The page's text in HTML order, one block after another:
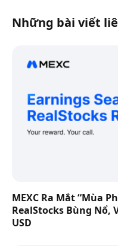
Những bài viết
MEXC Ra Mắt “Mùa
RealStocks Bùng Nổ,
USD